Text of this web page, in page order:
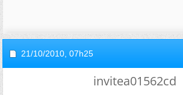
21/10/2010, 07h25
invitea01562cd